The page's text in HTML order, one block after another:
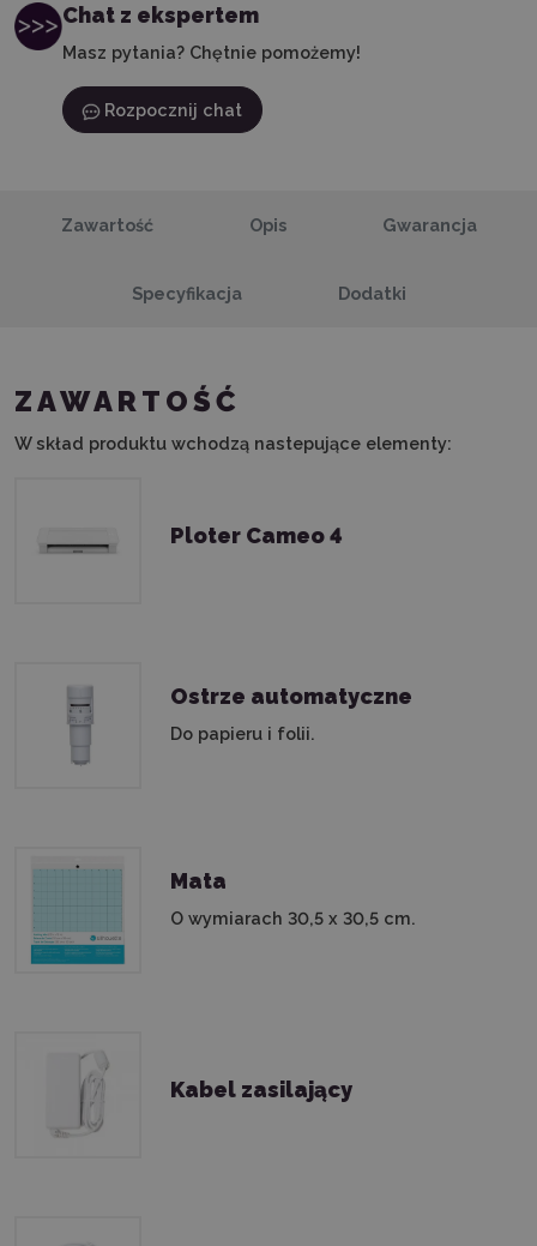
Chat z ekspertem
Masz pytania? Chętnie pomożemy!
Rozpocznij chat
Zawartość Opis Gwarancja
Specyfikacja Dodatki
ZAWARTOŚĆ
W skład produktu wchodzą nastepujące elementy:
Ploter Cameo 4
Ostrze automatyczne
Do papieru i folii.
Mata
O wymiarach 30,5 x 30,5 cm.
Kabel zasilający